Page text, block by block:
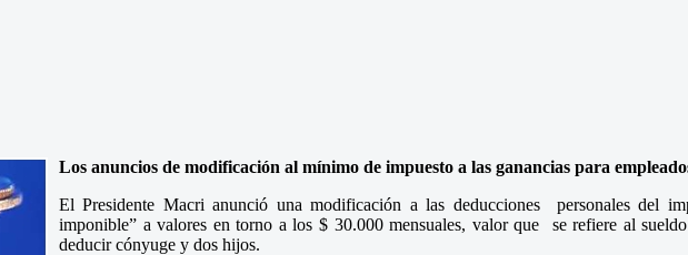
Los anuncios de modificación al mínimo de impuesto a las ganancias para
El Presidente Macri anunció una modificación a las deducciones personales del
imponible” a valores en torno a los $ 30.000 mensuales, valor que se refiere al
deducir cónyuge y dos hijos.